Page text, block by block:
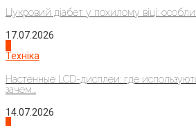
Цукровий діабет у похилому віці:
17.07.2026
Техніка
Настенные LCD-дисплеи: где
зачем...
14.07.2026